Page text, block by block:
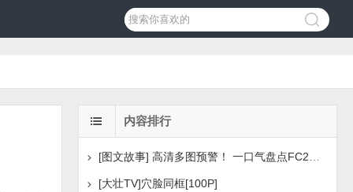
内容排行
[大壮TV]穴脸同框[100P]